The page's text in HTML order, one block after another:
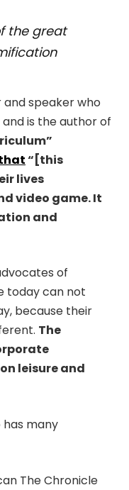
the great
speaker who
is the author of
“[this
lives
video game. It
and
of
today can not
because their
The
leisure and
many
The Chronicle